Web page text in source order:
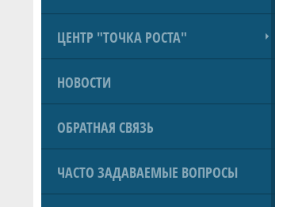
ЦЕНТР "ТОЧКА РОСТА"
НОВОСТИ
ОБРАТНАЯ СВЯЗЬ
ЧАСТО ЗАДАВАЕМЫЕ ВОПРОСЫ